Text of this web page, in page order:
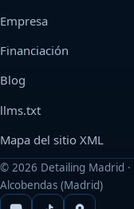
Empresa
Financiación
Blog
llms.txt
Mapa del sitio XML
© 2026 Detailing Madrid
Alcobendas (Madrid)